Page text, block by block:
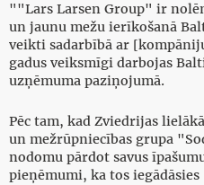
""Lars Larsen Group" ir
un jaunu mežu ierīkošanā
veikti sadarbībā ar
gadus veiksmīgi darbojas
uzņēmuma paziņojumā.
Pēc tam, kad Zviedrijas
un mežrūpniecības grupa
nodomu pārdot savus
pieņēmumi, ka tos